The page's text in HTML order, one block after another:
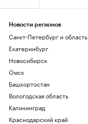
Новости регионов
Санкт-Петербург и область
Екатеринбург
Новосибирск
Омск
Башкортостан
Вологодская область
Калининград
Краснодарский край